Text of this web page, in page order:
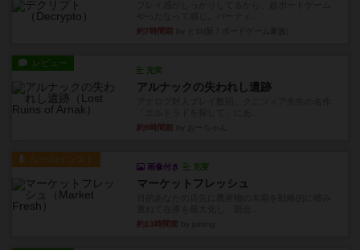
約7時間前
レビュー
充実
アルナックの失われし遺跡
約9時間前
ルール/インスト
画像付き 充実
マーケットフレッシュ
約13時間前